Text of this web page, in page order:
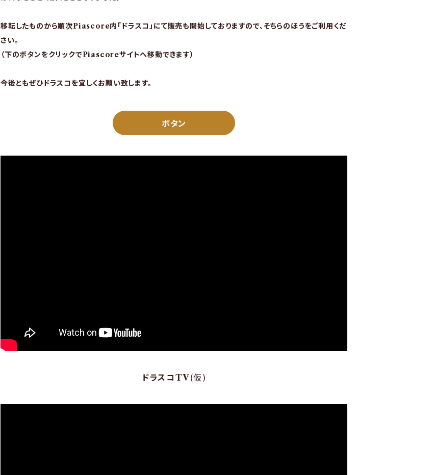
移転したものから順次Piascore内「ドラスコ」にて販売も開始しておりますので、そちらのほうをご利用くだ
さい。
（下のボタンをクリックでPiascoreサイトへ移動できます）
今後ともぜひドラスコを宜しくお願い致します。
ボタン
ドラスコTV(仮)